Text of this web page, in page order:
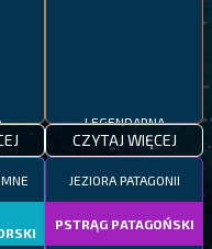
CZYTAJ WIĘCEJ
JEZIORA PATAGONII
PSTRĄG PATAGOŃSKI